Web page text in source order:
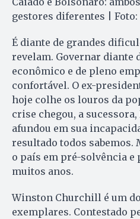
gestores diferentes | Foto:
É diante de grandes
revelam. Governar diante
econômico e de pleno
confortável. O ex-
hoje colhe os louros da
crise chegou, a
afundou em sua
resultado todos sabemos.
o país em pré-solvência e
muitos anos.
Winston Churchill é um
exemplares. Contestado